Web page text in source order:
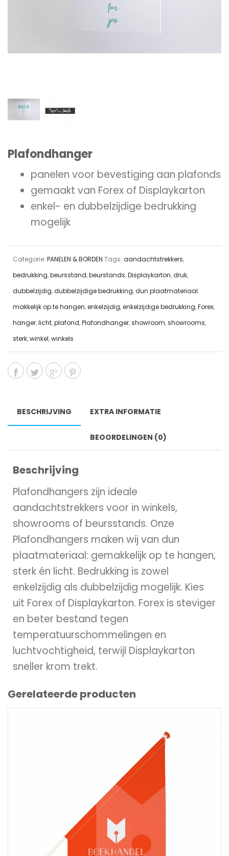
Plafondhanger
panelen voor bevestiging aan plafonds
gemaakt van Forex of Displaykarton
enkel- en dubbelzijdige bedrukking
mogelijk
Categorie: PANELEN & BORDEN Tags: aandachtstrekkers,
bedrukking,beursstand,beurstands,Displaykarton,druk,
dubbelzijdig,dubbelzijdige bedrukking,dun plaatmateriaal.
makkelijk op te hangen,enkelzijdig,enkelzijdige bedrukking,Forex,
hanger,licht,plafond,Plafondhanger,showroom,showrooms,
sterk,winkel,winkels
BESCHRIJVING EXTRA INFORMATIE
BEOORDELINGEN (0)
Beschrijving
Plafondhangers zijn ideale
aandachtstrekkers voor in winkels,
showrooms of beursstands. Onze
Plafondhangers maken wij van dun
plaatmateriaal: gemakkelijk op te hangen,
sterk én licht. Bedrukking is zowel
enkelzijdig als dubbelzijdig mogelijk. Kies
uit Forex of Displaykarton. Forex is steviger
en beter bestand tegen
temperatuurschommelingen en
luchtvochtigheid, terwijl Displaykarton
sneller krom trekt.
Gerelateerde producten